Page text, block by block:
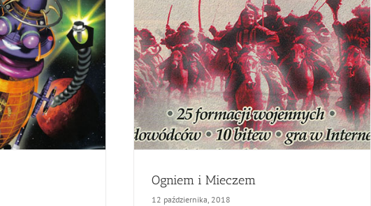
Ogniem i Mieczem
12 października, 2018